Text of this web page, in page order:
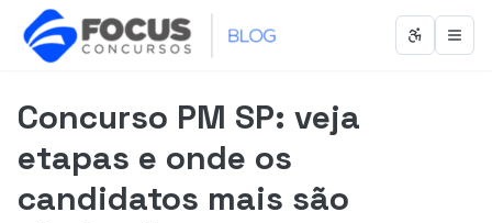
Abrir
Concurso PM SP: veja
etapas e onde os
candidatos mais são